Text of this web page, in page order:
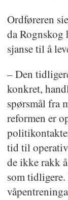
Ordføreren
da
sjanse til å
– Den
konkret,
spørsmål fra
reformen er
tid til
de ikke rakk
som tidligere.